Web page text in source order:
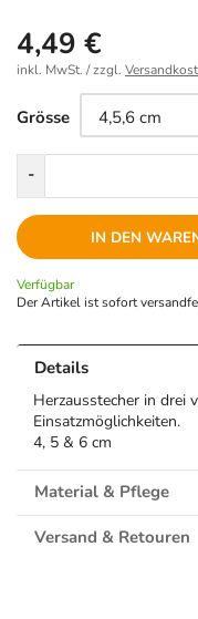
4,49 €
inkl. MwSt. / zzgl.
Grösse
-
IN DEN
Verfügbar
Der Artikel ist sofort
Details
Herzausstecher in drei
Einsatzmöglichkeiten.
4, 5 & 6 cm
Material & Pflege
Versand & Retouren